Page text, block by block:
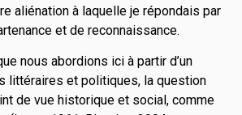
aliénation à laquelle je répondais par
et de reconnaissance.
nous abordions ici à partir d’un
littéraires et politiques, la question
de vue historique et social, comme